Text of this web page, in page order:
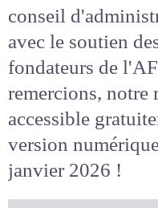
Suite à la
conseil
avec le soutien
fondateurs de
remercions,
accessible
sa version
de janvier 2026 !